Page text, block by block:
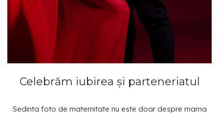
Celebrăm iubirea și parteneriatul
Sedinta foto de maternitate nu este doar despre mama